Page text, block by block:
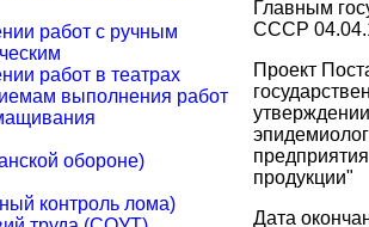
работ с ручным
работ в театрах
выполнения работ
обороне)
контроль лома)
Главным
СССР
Проект
продукции"
Дата